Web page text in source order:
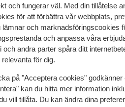
och fungerar väl. Med din tillåtelse
för att förbättra vår webbplats,
lämnar och marknadsföringscookies
och anpassa våra
andra parter spåra ditt
för dig.
på "Acceptera cookies"
kan du hitta mer information
vill tillåta. Du kan ändra dina